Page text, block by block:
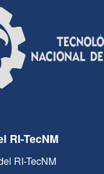
RI-TecNM
RI-TecNM